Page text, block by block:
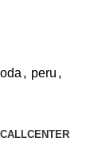
, peru ,